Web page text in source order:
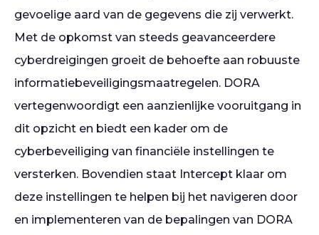
gevoelige aard van de gegevens die zij verwerkt.
Met de opkomst van steeds geavanceerdere
cyberdreigingen groeit de behoefte aan robuuste
informatiebeveiligingsmaatregelen. DORA
vertegenwoordigt een aanzienlijke vooruitgang in
dit opzicht en biedt een kader om de
cyberbeveiliging van financiële instellingen te
versterken. Bovendien staat Intercept klaar om
deze instellingen te helpen bij het navigeren door
en implementeren van de bepalingen van DORA